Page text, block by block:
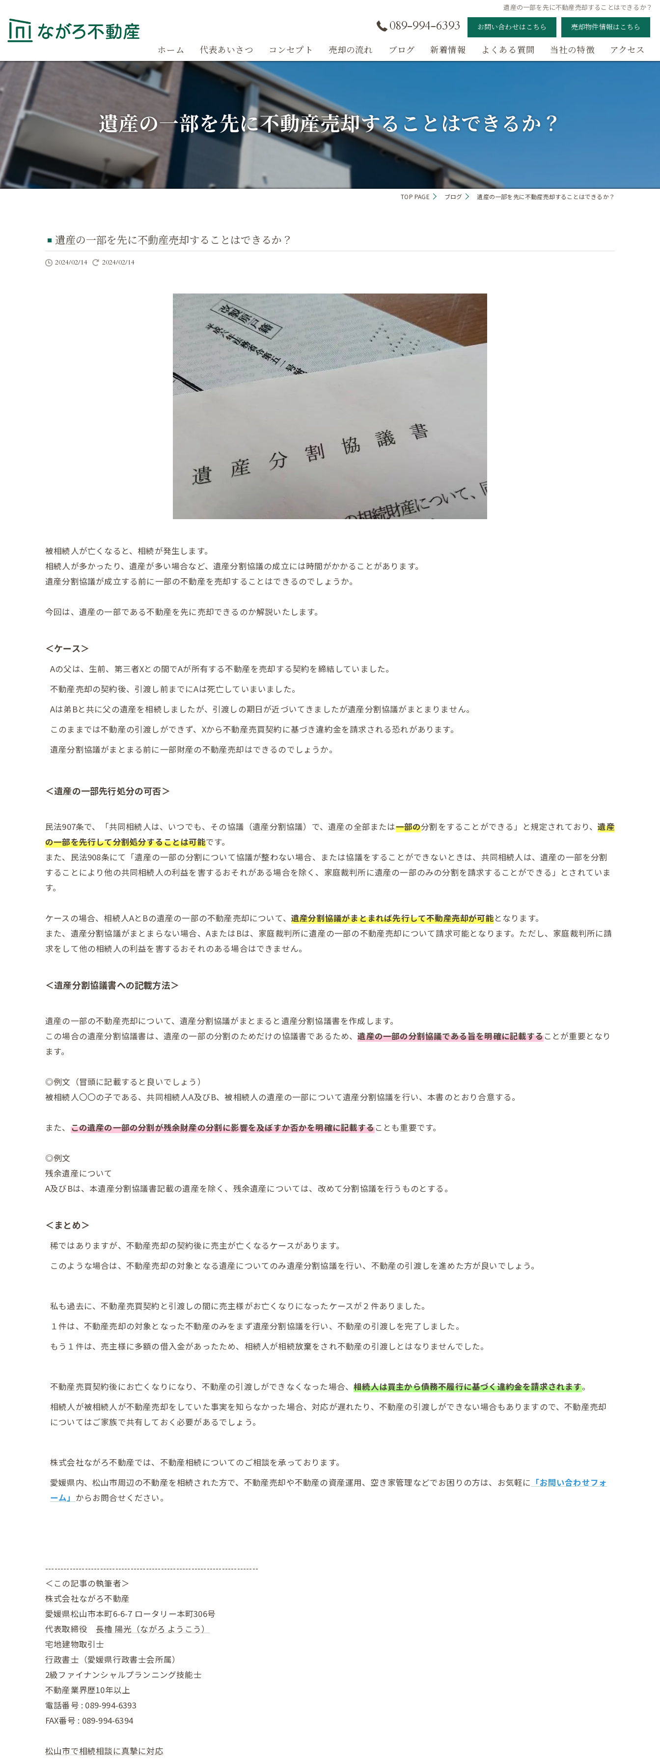
遺産の一部を先に不動産売却することはできるか？
089-994-6393 お問い合わせはこちら 売却物件情報はこちら
ホーム 代表あいさつ コンセプト 売却の流れ ブログ 新着情報 よくある質問 当社の特徴
マンション売却
アクセス
遺産の一部を先に不動産売却することはできるか？
TOP PAGE ブログ 遺産の一部を先に不動産売却することはできるか？
遺産の一部を先に不動産売却することはできるか？
2024/02/14 2024/02/14
被相続人が亡くなると、相続が発生します。
相続人が多かったり、遺産が多い場合など、遺産分割協議の成立には時間がかかることがあります。
遺産分割協議が成立する前に一部の不動産を売却することはできるのでしょうか。
今回は、遺産の一部である不動産を先に売却できるのか解説いたします。
＜ケース＞
Aの父は、生前、第三者Xとの間でAが所有する不動産を売却する契約を締結していました。
不動産売却の契約後、引渡し前までにAは死亡していまいました。
Aは弟Bと共に父の遺産を相続しましたが、引渡しの期日が近づいてきましたが遺産分割協議がまとまりません。
このままでは不動産の引渡しができず、Xから不動産売買契約に基づき違約金を請求される恐れがあります。
遺産分割協議がまとまる前に一部財産の不動産売却はできるのでしょうか。
＜遺産の一部先行処分の可否＞
民法907条で、「共同相続人は、いつでも、その協議（遺産分割協議）で、遺産の全部または一部の分割をすることができる」と規定されており、遺産
の一部を先行して分割処分することは可能です。
また、民法908条にて「遺産の一部の分割について協議が整わない場合、または協議をすることができないときは、共同相続人は、遺産の一部を分割
することにより他の共同相続人の利益を害するおそれがある場合を除く、家庭裁判所に遺産の一部のみの分割を請求することができる」とされていま
す。
ケースの場合、相続人AとBの遺産の一部の不動産売却について、遺産分割協議がまとまれば先行して不動産売却が可能となります。
また、遺産分割協議がまとまらない場合、AまたはBは、家庭裁判所に遺産の一部の不動産売却について請求可能となります。ただし、家庭裁判所に請
求をして他の相続人の利益を害するおそれのある場合はできません。
＜遺産分割協議書への記載方法＞
遺産の一部の不動産売却について、遺産分割協議がまとまると遺産分割協議書を作成します。
この場合の遺産分割協議書は、遺産の一部の分割のためだけの協議書であるため、遺産の一部の分割協議である旨を明確に記載することが重要となり
ます。
◎例文（冒頭に記載すると良いでしょう）
被相続人〇〇の子である、共同相続人A及びB、被相続人の遺産の一部について遺産分割協議を行い、本書のとおり合意する。
また、 この遺産の一部の分割が残余財産の分割に影響を及ぼすか否かを明確に記載することも重要です。
◎例文
残余遺産について
A及びBは、本遺産分割協議書記載の遺産を除く、残余遺産については、改めて分割協議を行うものとする。
＜まとめ＞
稀ではありますが、不動産売却の契約後に売主が亡くなるケースがあります。
このような場合は、不動産売却の対象となる遺産についてのみ遺産分割協議を行い、不動産の引渡しを進めた方が良いでしょう。
私も過去に、不動産売買契約と引渡しの間に売主様がお亡くなりになったケースが２件ありました。
１件は、不動産売却の対象となった不動産のみをまず遺産分割協議を行い、不動産の引渡しを完了しました。
もう１件は、売主様に多額の借入金があったため、相続人が相続放棄をされ不動産の引渡しとはなりませんでした。
不動産売買契約後にお亡くなりになり、不動産の引渡しができなくなった場合、相続人は買主から債務不履行に基づく違約金を請求されます。
相続人が被相続人が不動産売却をしていた事実を知らなかった場合、対応が遅れたり、不動産の引渡しができない場合もありますので、不動産売却
についてはご家族で共有しておく必要があるでしょう。
株式会社ながろ不動産では、不動産相続についてのご相談を承っております。
愛媛県内、松山市周辺の不動産を相続された方で、不動産売却や不動産の資産運用、空き家管理などでお困りの方は、お気軽に 「お問い合わせフォ
ーム」 からお問合せください。
----------------------------------------------------------------------
＜この記事の執筆者＞
株式会社ながろ不動産
愛媛県松山市本町6-6-7 ロータリー本町306号
代表取締役 長櫓 陽光（ながろ ようこう）
宅地建物取引士
行政書士 （愛媛県行政書士会所属）
2級ファイナンシャルプランニング技能士
不動産業界歴10年以上
電話番号 : 089-994-6393
FAX番号 : 089-994-6394
松山市で相続相談に真摯に対応